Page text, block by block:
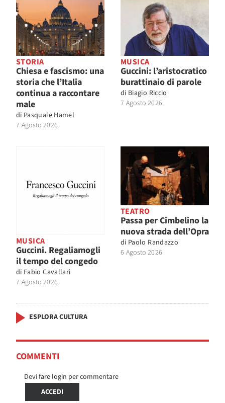
STORIA
Chiesa e fascismo: una
storia che l’Italia
continua a raccontare
male
di Pasquale Hamel
7 Agosto 2026
MUSICA
Guccini: l’aristocratico
burattinaio di parole
di Biagio Riccio
7 Agosto 2026
MUSICA
Guccini. Regaliamogli
il tempo del congedo
di Fabio Cavallari
7 Agosto 2026
TEATRO
Passa per Cimbelino la
nuova strada dell’Opra
di Paolo Randazzo
6 Agosto 2026
ESPLORA CULTURA
COMMENTI
Devi fare login per commentare
ACCEDI